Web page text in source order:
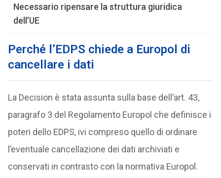
Necessario ripensare la struttura giuridica
dell’UE
Perché l’EDPS chiede a Europol di
cancellare i dati
La Decision è stata assunta sulla base dell’art. 43,
paragrafo 3 del Regolamento Europol che definisce i
poteri dello EDPS, ivi compreso quello di ordinare
l’eventuale cancellazione dei dati archiviati e
conservati in contrasto con la normativa Europol.